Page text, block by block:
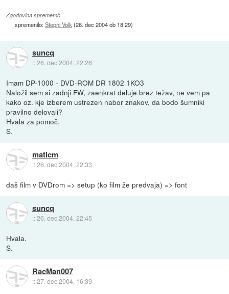
Zgodovina sprememb…
spremenilo:Stepni Volk(26. dec 2004 ob 18:29)
suncq
::26. dec 2004, 22:26
Imam DP-1000 - DVD-ROM DR 1802 1KO3
Naložil sem si zadnji FW, zaenkrat deluje brez težav, ne vem pa
kako oz. kje izberem ustrezen nabor znakov, da bodo šumniki
pravilno delovali?
Hvala za pomoč.
S.
maticm
::26. dec 2004, 22:33
daš film v DVDrom => setup (ko film že predvaja) => font
suncq
::26. dec 2004, 22:45
Hvala.
S.
RacMan007
::27. dec 2004, 16:39